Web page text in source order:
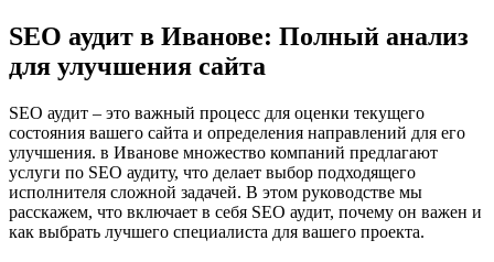
SEO аудит в Иванове: Полный анализ
для улучшения сайта
SEO аудит – это важный процесс для оценки текущего
состояния вашего сайта и определения направлений для его
улучшения. в Иванове множество компаний предлагают
услуги по SEO аудиту, что делает выбор подходящего
исполнителя сложной задачей. В этом руководстве мы
расскажем, что включает в себя SEO аудит, почему он важен и
как выбрать лучшего специалиста для вашего проекта.